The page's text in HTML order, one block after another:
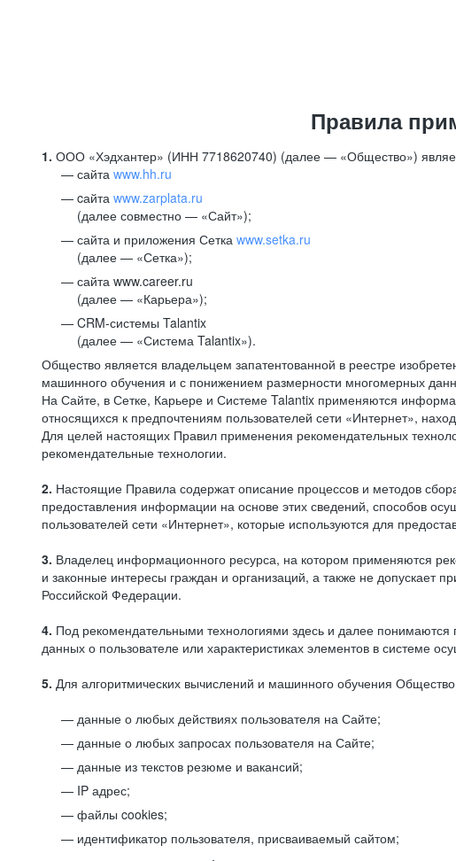
Правила
1. ООО «Хэдхантер» (ИНН 7718620740) (далее — «Общество»)
сайта www.hh.ru
cайта www.zarplata.ru
(далее совместно — «Сайт»);
сайта и приложения Сетка www.setka.ru
(далее — «Сетка»);
сайта www.career.ru
(далее — «Карьера»);
CRM-системы Talantix
(далее — «Система Talantix»).
Общество является владельцем запатентованной в реестре
машинного обучения и с понижением размерности многомерных
На Сайте, в Сетке, Карьере и Системе Talantix применяются
относящихся к предпочтениям пользователей сети «Интернет»,
Для целей настоящих Правил применения рекомендательных
рекомендательные технологии.
2. Настоящие Правила содержат описание процессов и методов
предоставления информации на основе этих сведений, способов
пользователей сети «Интернет», которые используются для
3. Владелец информационного ресурса, на котором применяются
и законные интересы граждан и организаций, а также не допускает
Российской Федерации.
4. Под рекомендательными технологиями здесь и далее
данных о пользователе или характеристиках элементов в системе
5. Для алгоритмических вычислений и машинного обучения
данные о любых действиях пользователя на Сайте;
данные о любых запросах пользователя на Сайте;
данные из текстов резюме и вакансий;
IP адрес;
файлы cookies;
идентификатор пользователя, присваиваемый сайтом;